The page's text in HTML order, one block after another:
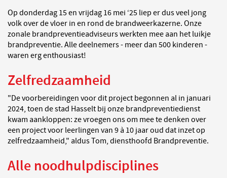
Op donderdag 15 en vrijdag 16 mei ‘25 liep er dus veel jong
volk over de vloer in en rond de brandweerkazerne. Onze
zonale brandpreventieadviseurs werkten mee aan het luikje
brandpreventie. Alle deelnemers - meer dan 500 kinderen -
waren erg enthousiast!
Zelfredzaamheid
"De voorbereidingen voor dit project begonnen al in januari
2024, toen de stad Hasselt bij onze brandpreventiedienst
kwam aankloppen: ze vroegen ons om mee te denken over
een project voor leerlingen van 9 à 10 jaar oud dat inzet op
zelfredzaamheid," aldus Tom, diensthoofd Brandpreventie.
Alle noodhulpdisciplines